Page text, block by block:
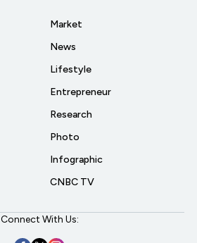
Market
News
Lifestyle
Entrepreneur
Research
Photo
Infographic
CNBC TV
Connect With Us: